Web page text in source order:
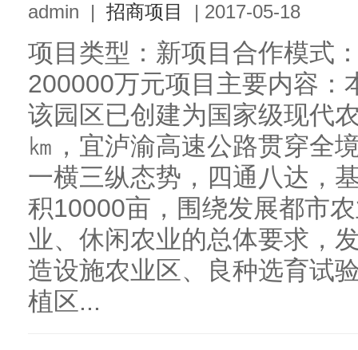
admin | 招商项目 | 2017-05-18
项目类型：新项目合作模式
200000万元项目主要内容：
该园区已创建为国家级现代
㎞，宜泸渝高速公路贯穿全
一横三纵态势，四通八达，
积10000亩，围绕发展都市
业、休闲农业的总体要求，
造设施农业区、良种选育试
植区...